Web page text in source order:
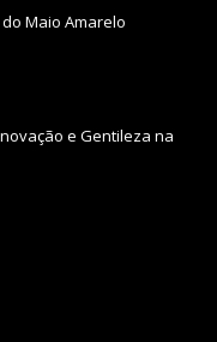
Maio Amarelo
e Gentileza na